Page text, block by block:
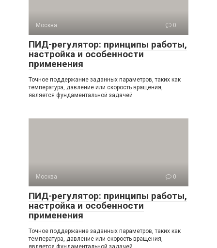
Москва 0
ПИД-регулятор: принципы работы,
настройка и особенности
применения
Точное поддержание заданных параметров, таких как
температура, давление или скорость вращения,
является фундаментальной задачей
Москва 0
ПИД-регулятор: принципы работы,
настройка и особенности
применения
Точное поддержание заданных параметров, таких как
температура, давление или скорость вращения,
является фундаментальной задачей